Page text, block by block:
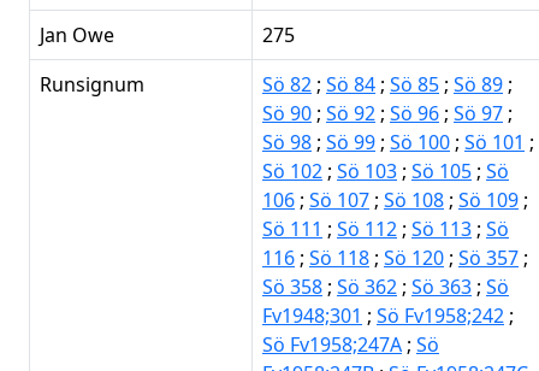
Jan Owe
275
Runsignum
Sö 82 ; Sö 84 ; Sö 85 ; Sö 89 ;
Sö 90 ; Sö 92 ; Sö 96 ; Sö 97 ;
Sö 98 ; Sö 99 ; Sö 100 ; Sö 101 ;
Sö 102 ; Sö 103 ; Sö 105 ; Sö
106 ; Sö 107 ; Sö 108 ; Sö 109 ;
Sö 111 ; Sö 112 ; Sö 113 ; Sö
116 ; Sö 118 ; Sö 120 ; Sö 357 ;
Sö 358 ; Sö 362 ; Sö 363 ; Sö
Fv1948;301 ; Sö Fv1958;242 ;
Sö Fv1958;247A ; Sö